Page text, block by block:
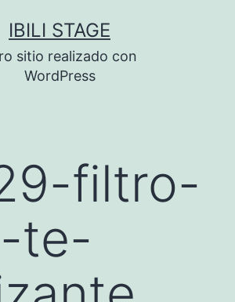
IBILI STAGE
sitio realizado con
WordPress
filtro-
te-